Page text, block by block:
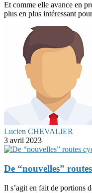
Et comme elle avance en
plus en plus intéressant
Lucien CHEVALIER
3 avril 2023
De “nouvelles”
Il s’agit en fait de portions